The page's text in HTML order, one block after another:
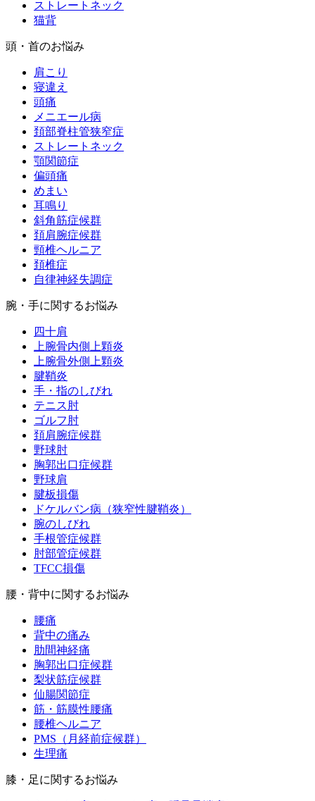
ストレートネック
猫背
頭・首のお悩み
肩こり
寝違え
頭痛
メニエール病
頚部脊柱管狭窄症
ストレートネック
顎関節症
偏頭痛
めまい
耳鳴り
斜角筋症候群
頚肩腕症候群
頸椎ヘルニア
頚椎症
自律神経失調症
腕・手に関するお悩み
四十肩
上腕骨内側上顆炎
上腕骨外側上顆炎
腱鞘炎
手・指のしびれ
テニス肘
ゴルフ肘
頚肩腕症候群
野球肘
胸郭出口症候群
野球肩
腱板損傷
ドケルバン病（狭窄性腱鞘炎）
腕のしびれ
手根管症候群
肘部管症候群
TFCC損傷
腰・背中に関するお悩み
腰痛
背中の痛み
肋間神経痛
胸郭出口症候群
梨状筋症候群
仙腸関節症
筋・筋膜性腰痛
腰椎ヘルニア
PMS（月経前症候群）
生理痛
膝・足に関するお悩み